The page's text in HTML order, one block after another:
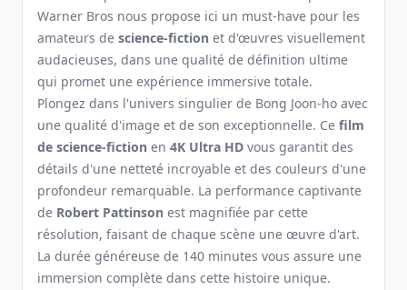
Warner Bros nous propose ici un must-have pour les
amateurs de science-fiction et d'œuvres visuellement
audacieuses, dans une qualité de définition ultime
qui promet une expérience immersive totale.
Plongez dans l'univers singulier de Bong Joon-ho avec
une qualité d'image et de son exceptionnelle. Ce film
de science-fiction en 4K Ultra HD vous garantit des
détails d'une netteté incroyable et des couleurs d'une
profondeur remarquable. La performance captivante
de Robert Pattinson est magnifiée par cette
résolution, faisant de chaque scène une œuvre d'art.
La durée généreuse de 140 minutes vous assure une
immersion complète dans cette histoire unique.